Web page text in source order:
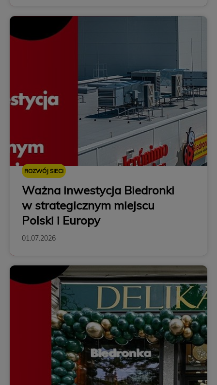
ROZWÓJ SIECI
Ważna inwestycja Biedronki
w strategicznym miejscu
Polski i Europy
01.07.2026